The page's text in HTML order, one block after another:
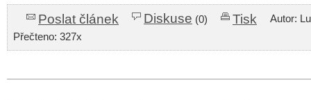
Poslat článek Diskuse (0) Tisk
Autor:
Přečteno: 327x